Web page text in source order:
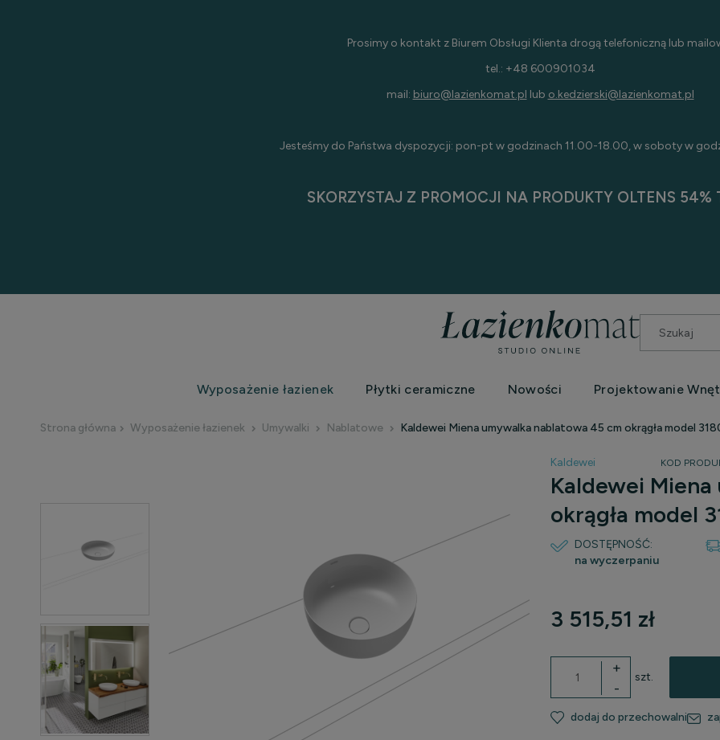
Prosimy o kontakt z Biurem Obsługi Klienta drogą telefoniczną lub
tel.: +48 600901034
mail: biuro@lazienkomat.pl lub o.kedzierski@lazienkomat.pl
Jesteśmy do Państwa dyspozycji: pon-pt w godzinach 11.00-18.00, w soboty w
SKORZYSTAJ Z PROMOCJI NA PRODUKTY OLTENS 54%
Wyposażenie łazienek Płytki ceramiczne Nowości Projektowanie
Strona główna Wyposażenie łazienek Umywalki Nablatowe Kaldewei Miena umywalka nablatowa 45 cm okrągła model
Kaldewei KOD
Kaldewei
okrągła model
DOSTĘPNOŚĆ:
na wyczerpaniu
3 515,51 zł
-
+
szt.
dodaj do przechowalni